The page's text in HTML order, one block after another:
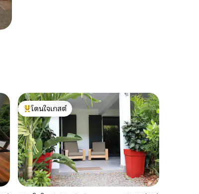
โดนใจเกสต์ที่สุด
โดนใจเกสต์